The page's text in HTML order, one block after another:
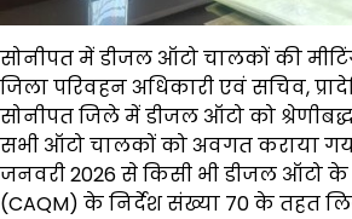
सोनीपत में डीजल ऑटो चालकों की
जिला परिवहन अधिकारी एवं सचिव,
सोनीपत जिले में डीजल ऑटो को
सभी ऑटो चालकों को अवगत कराया
जनवरी 2026 से किसी भी डीजल ऑटो
(CAQM) के निर्देश संख्या 70 के तहत